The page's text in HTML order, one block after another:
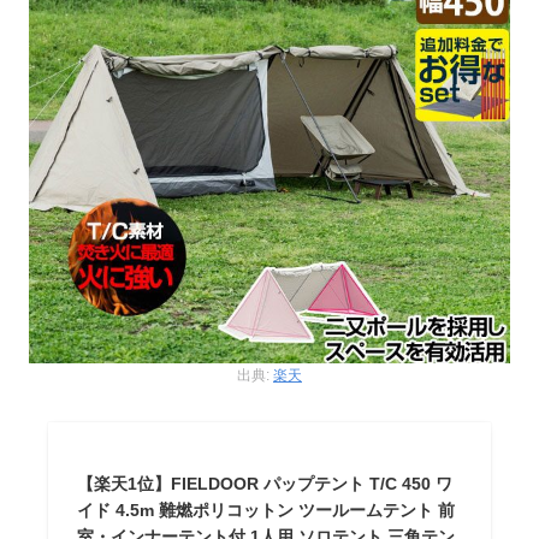
出典: 楽天
【楽天1位】FIELDOOR パップテント T/C 450 ワ
イド 4.5m 難燃ポリコットン ツールームテント 前